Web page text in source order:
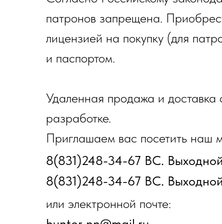
патронов запрещена.
лицензией на покупку (для
и паспортом.
Удаленная продажа и доставка
разработке.
Приглашаем вас посетить наш
8(831)248-34-67 ВС. Выходной
8(831)248-34-67 ВС. Выходной
или электронной почте: